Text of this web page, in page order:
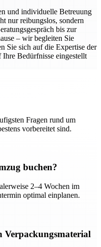
und individuelle Betreuung
nur reibungslos, sondern
bis zur
– wir begleiten Sie
Sie sich auf die Expertise der
Bedürfnisse eingestellt
Fragen rund um
vorbereitet sind.
buchen?
2–4 Wochen im
optimal einplanen.
Verpackungsmaterial